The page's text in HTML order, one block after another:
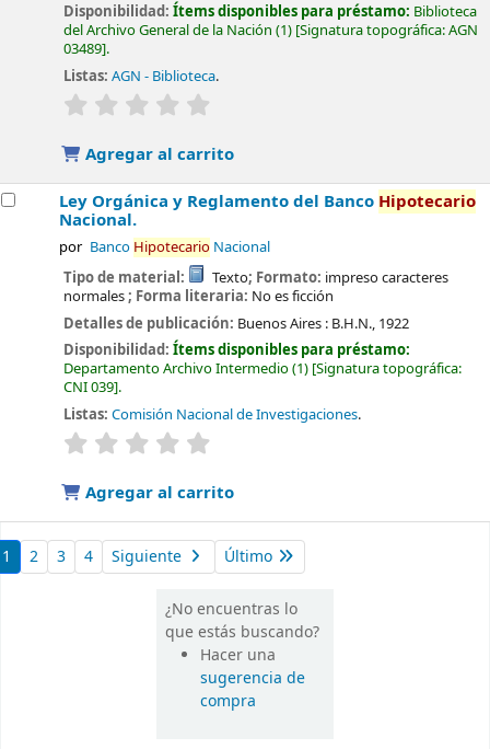
Disponibilidad:Ítems disponibles para préstamo: Biblioteca
del Archivo General de la Nación (1) Signatura topográfica:AGN
03489 .
Listas: AGN - Biblioteca.
valoración
Agregar al carrito
Ley Orgánica y Reglamento del Banco Hipotecario
Nacional.
por Banco HipotecarioNacional
Tipo de material: Texto; Formato: impreso caracteres
normales; Forma literaria: No es ficción
Detalles de publicación: Buenos Aires : B.H.N., 1922
Disponibilidad:Ítems disponibles para préstamo:
Departamento Archivo Intermedio(1) Signatura topográfica:
CNI 039 .
Listas: Comisión Nacional de Investigaciones.
valoración
Agregar al carrito
1 2 3 4 Siguiente Último
¿No encuentras lo
que estás buscando?
Hacer una
sugerencia de
compra